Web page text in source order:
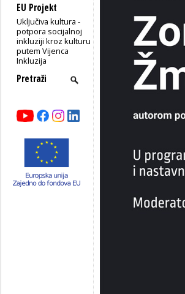
EU Projekt
Uključiva kultura -
potpora socijalnoj
inkluziji kroz kulturu
putem Vijenca
Inkluzija